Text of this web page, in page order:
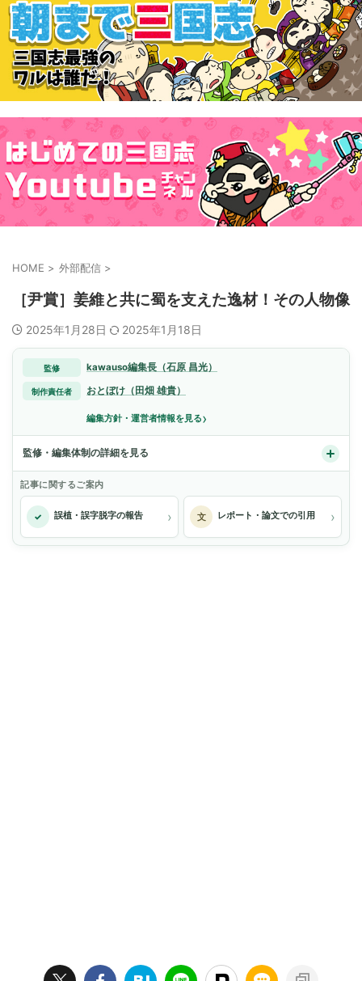
HOME > 外部配信 >
［尹賞］姜維と共に蜀を支えた逸材！その人物像
2025年1月28日 2025年1月18日
監修 kawauso編集長（石原 昌光）
制作責任者 おとぼけ（田畑 雄貴）
編集方針・運営者情報を見る›
監修・編集体制の詳細を見る
記事に関するご案内
✓ 誤植・誤字脱字の報告 › 文 レポート・論文での引用 ›